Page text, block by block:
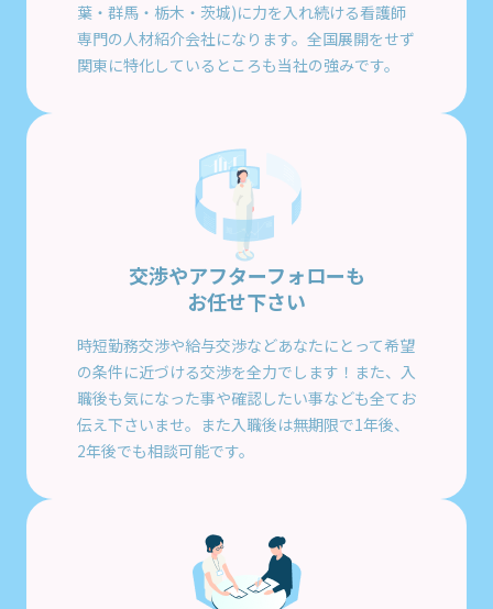
葉・群馬・栃木・茨城)に力を入れ続ける看護師
専門の人材紹介会社になります。全国展開をせず
関東に特化しているところも当社の強みです。
交渉やアフターフォローも
お任せ下さい
時短勤務交渉や給与交渉などあなたにとって希望
の条件に近づける交渉を全力でします！また、入
職後も気になった事や確認したい事なども全てお
伝え下さいませ。また入職後は無期限で1年後、
2年後でも相談可能です。